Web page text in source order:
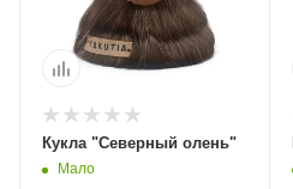
Кукла "Северный олень"
Мало